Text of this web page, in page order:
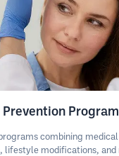
Prevention
combining
lifestyle modifications,